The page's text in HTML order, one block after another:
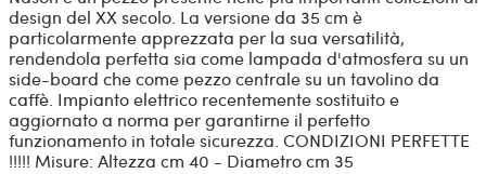
design del XX secolo. La versione da 35 cm è
particolarmente apprezzata per la sua versatilità,
rendendola perfetta sia come lampada d'atmosfera su un
side-board che come pezzo centrale su un tavolino da
caffè. Impianto elettrico recentemente sostituito e
aggiornato a norma per garantirne il perfetto
funzionamento in totale sicurezza. CONDIZIONI PERFETTE
!!!!! Misure: Altezza cm 40 - Diametro cm 35